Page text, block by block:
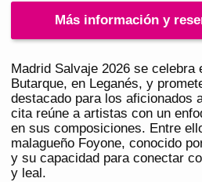
Más información y
Madrid Salvaje 2026 se celebra
Butarque, en Leganés, y
destacado para los aficionados
cita reúne a artistas con un
en sus composiciones. Entre
malagueño Foyone, conocido
y su capacidad para conectar
y leal.